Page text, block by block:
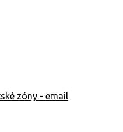
zóny - email